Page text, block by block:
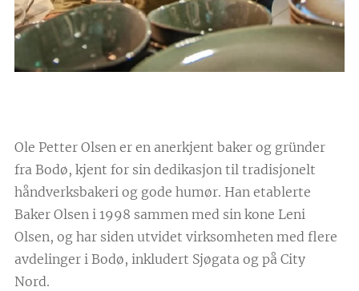
Ole Petter Olsen er en anerkjent baker og gründer
fra Bodø, kjent for sin dedikasjon til tradisjonelt
håndverksbakeri og gode humør. Han etablerte
Baker Olsen i 1998 sammen med sin kone Leni
Olsen, og har siden utvidet virksomheten med flere
avdelinger i Bodø, inkludert Sjøgata og på City
Nord.